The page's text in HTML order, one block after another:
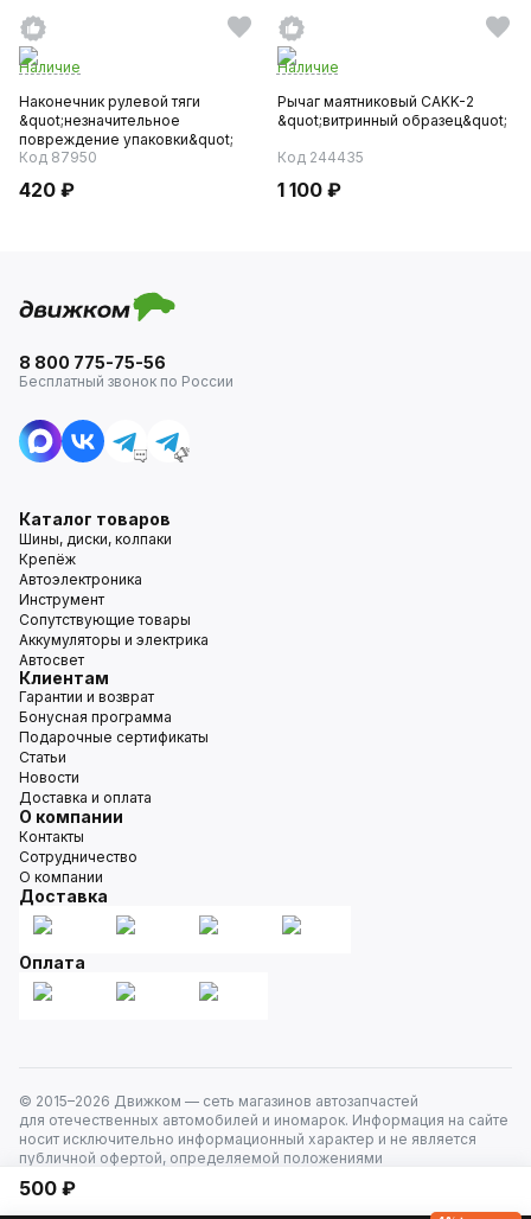
Наличие
Наконечник рулевой тяги
&quot;незначительное
повреждение упаковки&quot;
Код 87950
420 ₽
Наличие
Рычаг маятниковый CAKK-2
&quot;витринный образец&quot;
Код 244435
1 100 ₽
500 ₽
8 800 775-75-56
Бесплатный звонок по России
Каталог товаров
Шины, диски, колпаки
Крепёж
Автоэлектроника
Инструмент
Сопутствующие товары
Аккумуляторы и электрика
Автосвет
Клиентам
Гарантии и возврат
Бонусная программа
Подарочные сертификаты
Статьи
Новости
Доставка и оплата
О компании
Контакты
Сотрудничество
О компании
Доставка
Оплата
© 2015–2026 Движком — сеть магазинов автозапчастей
для отечественных автомобилей и иномарок. Информация на сайте
носит исключительно информационный характер и не является
публичной офертой, определяемой положениями